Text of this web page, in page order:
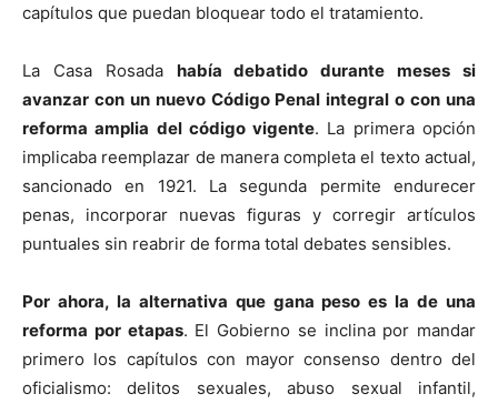
capítulos que puedan bloquear todo el tratamiento.
La Casa Rosada había debatido durante meses si
avanzar con un nuevo Código Penal integral o con una
reforma amplia del código vigente. La primera opción
implicaba reemplazar de manera completa el texto actual,
sancionado en 1921. La segunda permite endurecer
penas, incorporar nuevas figuras y corregir artículos
puntuales sin reabrir de forma total debates sensibles.
Por ahora, la alternativa que gana peso es la de una
reforma por etapas. El Gobierno se inclina por mandar
primero los capítulos con mayor consenso dentro del
oficialismo: delitos sexuales, abuso sexual infantil,